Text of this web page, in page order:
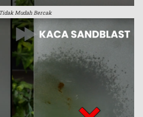
Mudah Bercak